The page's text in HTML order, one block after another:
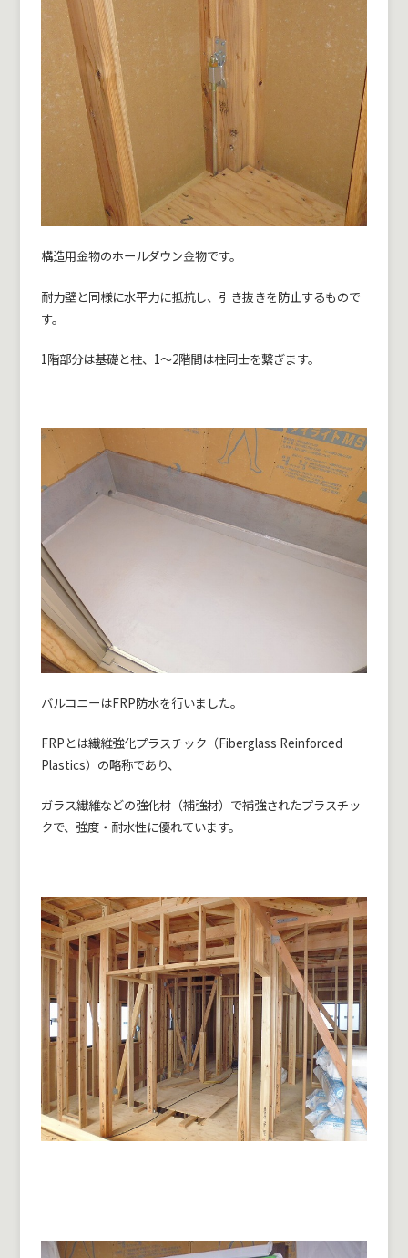
構造用金物のホールダウン金物です。
耐力壁と同様に水平力に抵抗し、引き抜きを防止するもので
す。
1階部分は基礎と柱、1～2階間は柱同士を繋ぎます。
バルコニーはFRP防水を行いました。
FRPとは繊維強化プラスチック（Fiberglass Reinforced
Plastics）の略称であり、
ガラス繊維などの強化材（補強材）で補強されたプラスチッ
クで、強度・耐水性に優れています。